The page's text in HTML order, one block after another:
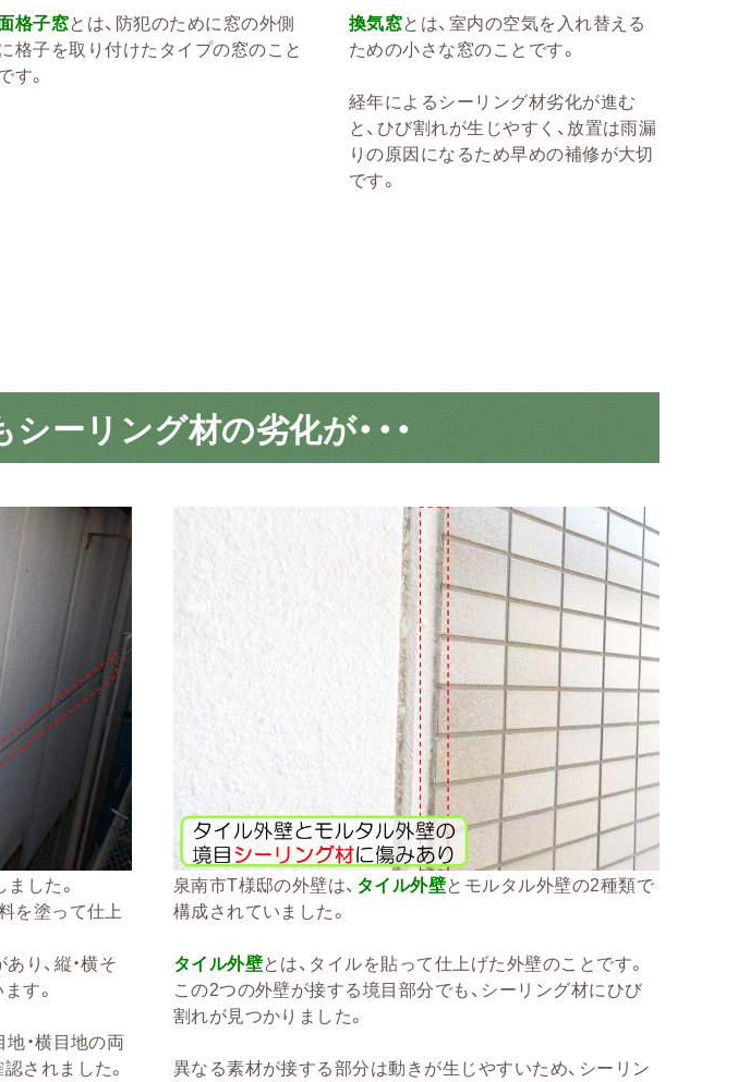
格子窓とは、防犯のために窓の外側
格子を取り付けたタイプの窓のこと
す。
換気窓とは、室内の空気を入れ替える
ための小さな窓のことです。
経年によるシーリング材劣化が進む
と、ひび割れが生じやすく、放置は雨漏
りの原因になるため早めの補修が大切
です。
ーリング材の劣化が・・・
した。
を塗って仕上
り、縦・横そ
す。
・横目地の両
されました。
泉南市T様邸の外壁は、 タイル外壁とモルタル外壁の2種類で
構成されていました。
タイル外壁とは、タイルを貼って仕上げた外壁のことです。
この2つの外壁が接する境目部分でも、シーリング材にひび
割れが見つかりました。
異なる素材が接する部分は動きが生じやすいため、シーリン